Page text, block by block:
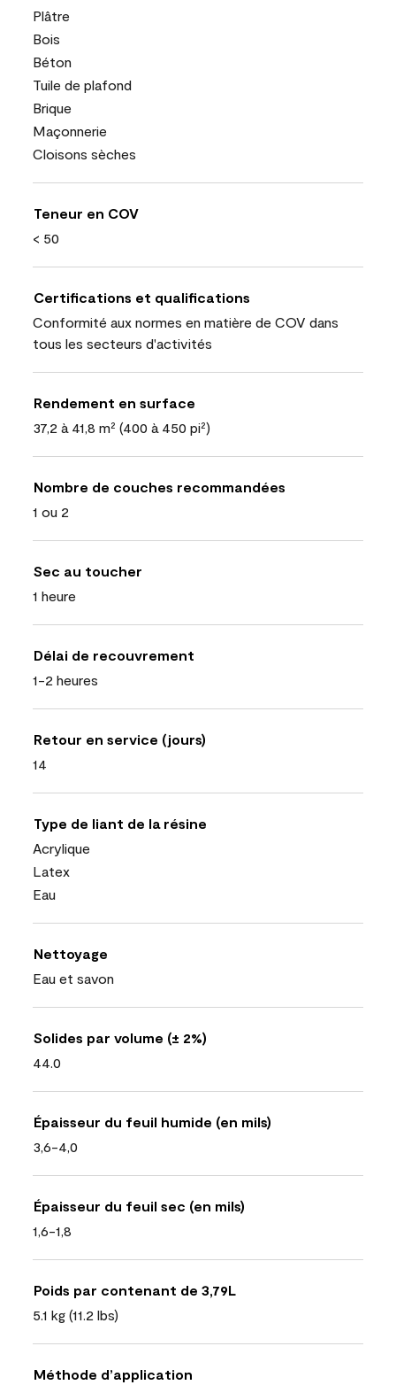
Plâtre
Bois
Béton
Tuile de plafond
Brique
Maçonnerie
Cloisons sèches
Teneur en COV
< 50
Certifications et qualifications
Conformité aux normes en matière de COV dans
tous les secteurs d'activités
Rendement en surface
37,2 à 41,8 m² (400 à 450 pi²)
Nombre de couches recommandées
1 ou 2
Sec au toucher
1 heure
Délai de recouvrement
1-2 heures
Retour en service (jours)
14
Type de liant de la résine
Acrylique
Latex
Eau
Nettoyage
Eau et savon
Solides par volume (± 2%)
44.0
Épaisseur du feuil humide (en mils)
3,6-4,0
Épaisseur du feuil sec (en mils)
1,6-1,8
Poids par contenant de 3,79L
5.1 kg (11.2 lbs)
Méthode d’application